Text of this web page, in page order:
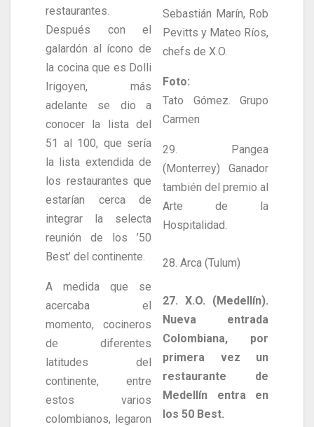
restaurantes.
Después con el
galardón al ícono de
la cocina que es Dolli
Irigoyen, más
adelante se dio a
conocer la lista del
51 al 100, que sería
la lista extendida de
los restaurantes que
estarían cerca de
integrar la selecta
reunión de los ’50
Best’ del continente.
A medida que se
acercaba el
momento, cocineros
de diferentes
latitudes del
continente, entre
estos varios
colombianos, legaron
Sebastián Marín, Rob
Pevitts y Mateo Ríos,
chefs de X.O.
Foto:
Tato Gómez. Grupo
Carmen
29. Pangea
(Monterrey) Ganador
también del premio al
Arte de la
Hospitalidad.
28. Arca (Tulum)
27. X.O. (Medellín).
Nueva entrada
Colombiana, por
primera vez un
restaurante de
Medellín entra en
los 50 Best.